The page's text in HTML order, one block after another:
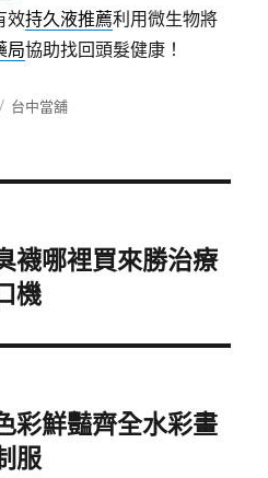
效持久液推薦利用微生物將
局協助找回頭髮健康！
分
台中當舖
襪哪裡買來勝治療
機
彩鮮豔齊全水彩畫
服